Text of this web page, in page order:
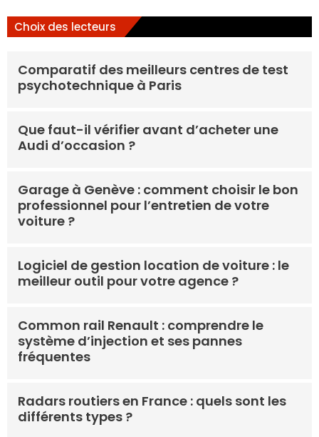
Choix des lecteurs
Comparatif des meilleurs centres de test
psychotechnique à Paris
Que faut-il vérifier avant d’acheter une
Audi d’occasion ?
Garage à Genève : comment choisir le bon
professionnel pour l’entretien de votre
voiture ?
Logiciel de gestion location de voiture : le
meilleur outil pour votre agence ?
Common rail Renault : comprendre le
système d’injection et ses pannes
fréquentes
Radars routiers en France : quels sont les
différents types ?